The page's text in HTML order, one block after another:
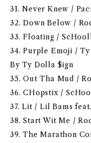
31. Never Knew /
32. Down Below /
33. Floating /
34. Purple Emoji /
By Ty Dolla $ign
35. Out Tha Mud /
36. CHopstix /
37. Lit / Lil Bams
38. Start Wit Me /
39. The Marathon